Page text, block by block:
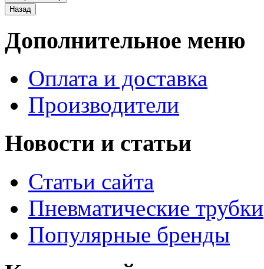
Дополнительное меню
Оплата и доставка
Производители
Новости и статьи
Статьи сайта
Пневматические трубки
Популярные бренды